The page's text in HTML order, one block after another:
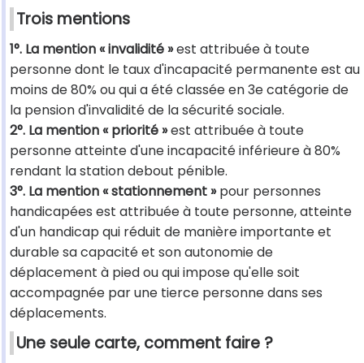
Trois mentions
1°. La mention « invalidité »est attribuée à toute
personne dont le taux d'incapacité permanente est au
moins de 80% ou qui a été classée en 3e catégorie de
la pension d'invalidité de la sécurité sociale.
2°. La mention « priorité »est attribuée à toute
personne atteinte d'une incapacité inférieure à 80%
rendant la station debout pénible.
3°. La mention « stationnement »pour personnes
handicapées est attribuée à toute personne, atteinte
d'un handicap qui réduit de manière importante et
durable sa capacité et son autonomie de
déplacement à pied ou qui impose qu'elle soit
accompagnée par une tierce personne dans ses
déplacements.
Une seule carte, comment faire ?